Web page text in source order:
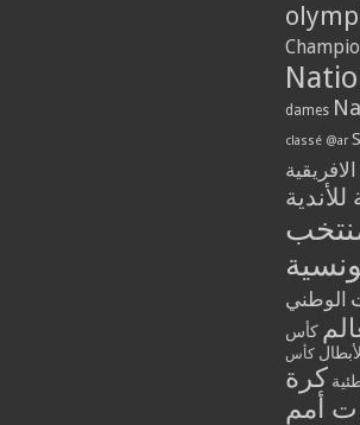
dames
classé @ar
للأندية
الوطني
كأس
كأس
كرة
أمم